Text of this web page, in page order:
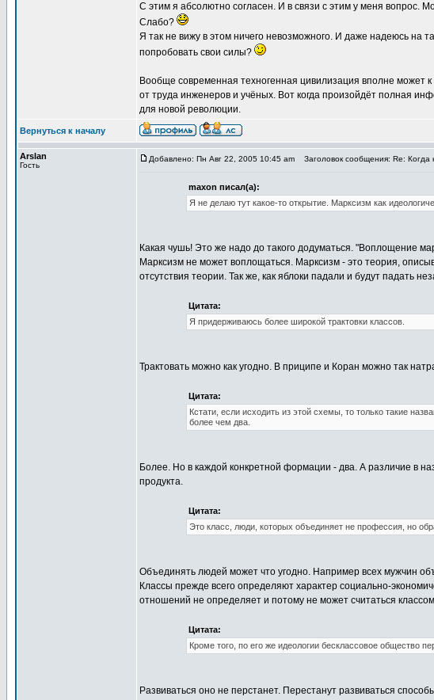
С этим я абсолютно согласен. И в связи с этим у меня вопрос.
Слабо?
Я так не вижу в этом ничего невозможного. И даже надеюсь на
попробовать свои силы?
Вообще современная техногенная цивилизация вполне может
от труда инженеров и учёных. Вот когда произойдёт полная
для новой революции.
Вернуться к началу
Arslan
Гость
Добавлено: Пн Авг 22, 2005 10:45 am Заголовок сообщения: Re: Когда
maxon писал(а):
Я не делаю тут какое-то открытие. Марксизм как
Какая чушь! Это же надо до такого додуматься. "Воплощение
Марксизм не может воплощаться. Марксизм - это теория,
отсутствия теории. Так же, как яблоки падали и будут падать
Цитата:
Я придерживаюсь более широкой трактовки классов.
Трактовать можно как угодно. В приципе и Коран можно так
Цитата:
Кстати, если исходить из этой схемы, то только такие
более чем два.
Более. Но в каждой конкретной формации - два. А различие в
продукта.
Цитата:
Это класс, люди, которых объединяет не профессия, но
Объединять людей может что угодно. Например всех мужчин
Классы прежде всего определяют характер социально-
отношений не определяет и потому не может считаться
Цитата:
Кроме того, по его же идеологии бесклассовое общество
Развиваться оно не перстанет. Перестанут развиваться